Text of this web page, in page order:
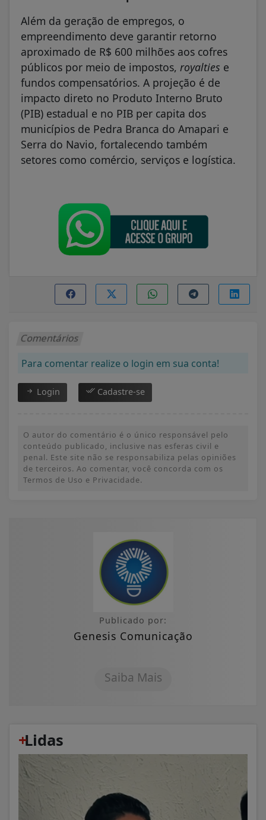
Além da geração de empregos, o
empreendimento deve garantir retorno
aproximado de R$ 600 milhões aos cofres
públicos por meio de impostos, royalties e
fundos compensatórios. A projeção é de
impacto direto no Produto Interno Bruto
(PIB) estadual e no PIB per capita dos
municípios de Pedra Branca do Amapari e
Serra do Navio, fortalecendo também
setores como comércio, serviços e logística.
Comentários
Para comentar realize o login em sua conta!
Login Cadastre-se
O autor do comentário é o único responsável pelo
conteúdo publicado, inclusive nas esferas civil e
penal. Este site não se responsabiliza pelas opiniões
de terceiros. Ao comentar, você concorda com os
Termos de Uso e Privacidade.
Publicado por:
Genesis Comunicação
Saiba Mais
+
Lidas